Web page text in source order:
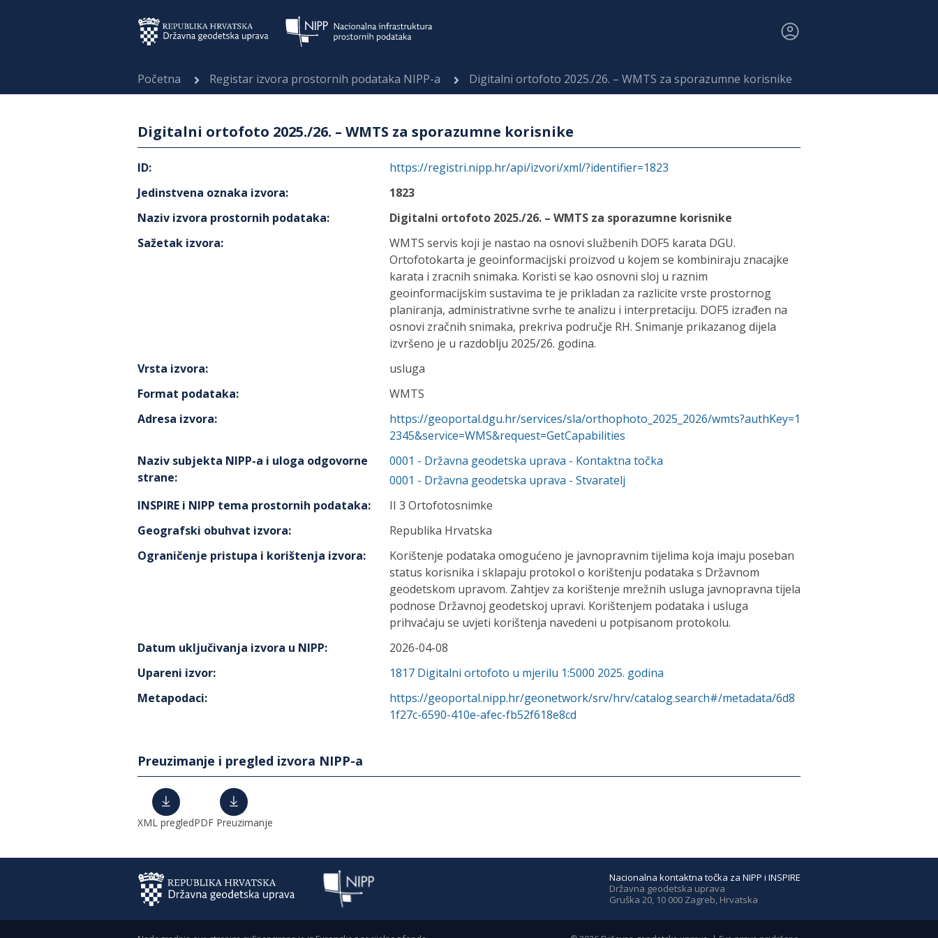
Početna Registar izvora prostornih podataka NIPP-a Digitalni ortofoto 2025./26. – WMTS za sporazumne korisnike
Digitalni ortofoto 2025./26. – WMTS za sporazumne korisnike
ID:
https://registri.nipp.hr/api/izvori/xml/?identifier=1823
Jedinstvena oznaka izvora:
1823
Naziv izvora prostornih podataka:
Digitalni ortofoto 2025./26. – WMTS za sporazumne korisnike
Sažetak izvora:
WMTS servis koji je nastao na osnovi službenih DOF5 karata DGU.
Ortofotokarta je geoinformacijski proizvod u kojem se kombiniraju znacajke
karata i zracnih snimaka. Koristi se kao osnovni sloj u raznim
geoinformacijskim sustavima te je prikladan za razlicite vrste prostornog
planiranja, administrativne svrhe te analizu i interpretaciju. DOF5 izrađen na
osnovi zračnih snimaka, prekriva područje RH. Snimanje prikazanog dijela
izvršeno je u razdoblju 2025/26. godina.
Vrsta izvora:
usluga
Format podataka:
WMTS
Adresa izvora:
https://geoportal.dgu.hr/services/sla/orthophoto_2025_2026/wmts?authKey=1
2345&service=WMS&request=GetCapabilities
Naziv subjekta NIPP-a i uloga odgovorne
strane:
0001 - Državna geodetska uprava - Kontaktna točka
0001 - Državna geodetska uprava - Stvaratelj
INSPIRE i NIPP tema prostornih podataka:
II 3 Ortofotosnimke
Geografski obuhvat izvora:
Republika Hrvatska
Ograničenje pristupa i korištenja izvora:
Korištenje podataka omogućeno je javnopravnim tijelima koja imaju poseban
status korisnika i sklapaju protokol o korištenju podataka s Državnom
geodetskom upravom. Zahtjev za korištenje mrežnih usluga javnopravna tijela
podnose Državnoj geodetskoj upravi. Korištenjem podataka i usluga
prihvaćaju se uvjeti korištenja navedeni u potpisanom protokolu.
Datum uključivanja izvora u NIPP:
2026-04-08
Upareni izvor: 1817 Digitalni ortofoto u mjerilu 1:5000 2025. godina
Metapodaci:
https://geoportal.nipp.hr/geonetwork/srv/hrv/catalog.search#/metadata/6d8
1f27c-6590-410e-afec-fb52f618e8cd
Preuzimanje i pregled izvora NIPP-a
XML pregledPDF Preuzimanje
Nacionalna kontaktna točka za NIPP i INSPIRE
Državna geodetska uprava
Gruška 20, 10 000 Zagreb, Hrvatska